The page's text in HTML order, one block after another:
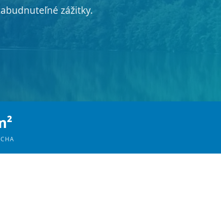
zážitky.